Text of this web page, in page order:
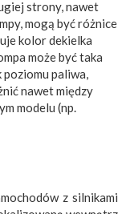
strony, nawet
mogą być różnice
kolor dekielka
może być taka
poziomu paliwa,
nawet między
modelu (np.
z silnikami